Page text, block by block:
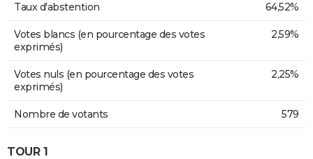
Taux d'abstention 64,52%
Votes blancs (en pourcentage des votes
exprimés)
2,59%
Votes nuls (en pourcentage des votes
exprimés)
2,25%
Nombre de votants 579
TOUR 1